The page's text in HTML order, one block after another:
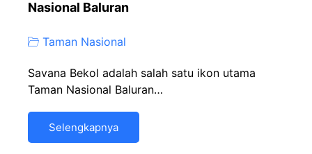
Nasional Baluran
Taman Nasional
Savana Bekol adalah salah satu ikon utama
Taman Nasional Baluran…
Selengkapnya